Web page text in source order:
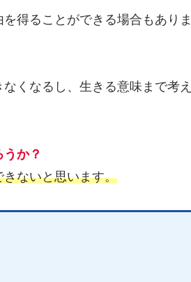
得ることができる場合もありま
くなるし、生きる意味まで考え
か？
ないと思います。